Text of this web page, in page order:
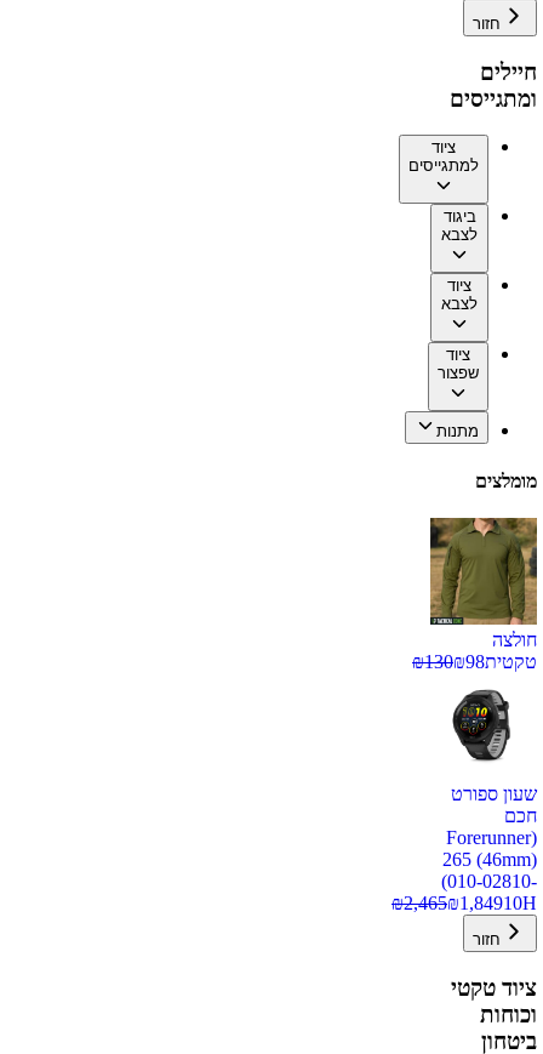
חזור
חיילים
ומתגייסים
ציוד
למתגייסים
ביגוד
לצבא
ציוד
לצבא
ציוד
שפצור
מתנות
מומלצים
חולצה
טקטית
₪98
₪130
שעון ספורט
חכם
(Forerunner
265 (46mm)
(010-02810-
10H
₪1,849
₪2,465
חזור
ציוד טקטי
וכוחות
ביטחון